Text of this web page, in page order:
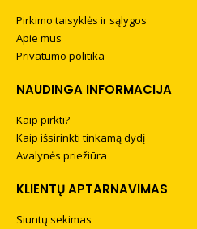
Pirkimo taisyklės ir sąlygos
Apie mus
Privatumo politika
NAUDINGA INFORMACIJA
Kaip pirkti?
Kaip išsirinkti tinkamą dydį
Avalynės priežiūra
KLIENTŲ APTARNAVIMAS
Siuntų sekimas